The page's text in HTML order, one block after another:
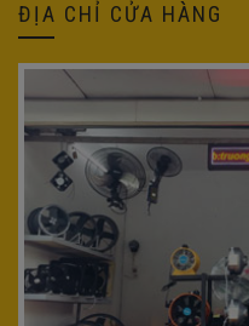
ĐỊA CHỈ CỬA HÀNG